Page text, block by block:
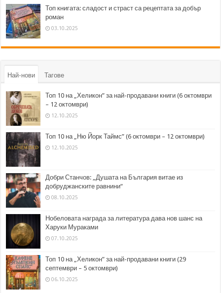
Топ книгата: сладост и страст са рецептата за добър
роман
03.10.2025
Най-нови Тагове
Топ 10 на „Хеликон” за най-продавани книги (6 октомври
– 12 октомври)
12.10.2025
Топ 10 на „Ню Йорк Таймс” (6 октомври – 12 октомври)
12.10.2025
Добри Станчов: „Душата на България витае из
добруджанските равнини“
08.10.2025
Нобеловата награда за литература дава нов шанс на
Харуки Мураками
07.10.2025
Топ 10 на „Хеликон” за най-продавани книги (29
септември – 5 октомври)
06.10.2025